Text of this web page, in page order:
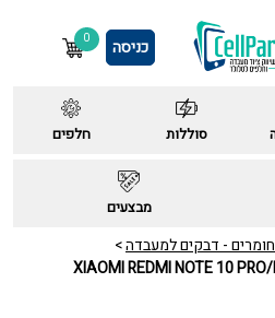
כניסה 0
סוללות חלפים
מבצעים
- דבקים למעבדה